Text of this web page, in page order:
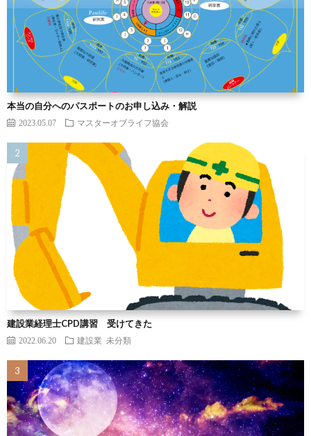
本当の自分へのパスポートのお申し込み・解説
2023.05.07 マスターオブライフ協会
建設業経理士CPD講習 受けてきた
2022.06.20 建設業 未分類